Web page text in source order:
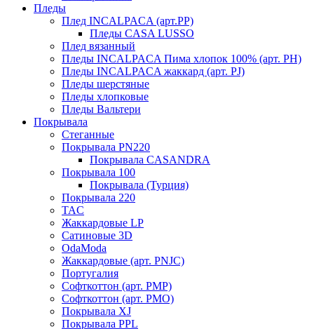
Пледы
Плед INCALPACA (арт.PP)
Пледы CASA LUSSO
Плед вязанный
Пледы INCALPACA Пима хлопок 100% (арт. PH)
Пледы INCALPACA жаккард (арт. PJ)
Пледы шерстяные
Пледы хлопковые
Пледы Вальтери
Покрывала
Стеганные
Покрывала PN220
Покрывала CASANDRA
Покрывала 100
Покрывала (Турция)
Покрывала 220
TAC
Жаккардовые LP
Сатиновые 3D
OdaModa
Жаккардовые (арт. PNJC)
Португалия
Софткоттон (арт. PMP)
Софткоттон (арт. PMO)
Покрывала XJ
Покрывала PPL